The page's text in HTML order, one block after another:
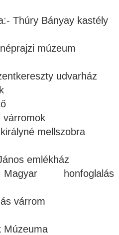
Thúry Bányay kastély
múzeum
udvarház
várromok
mellszobra
emlékház
honfoglalás
várrom
Múzeuma